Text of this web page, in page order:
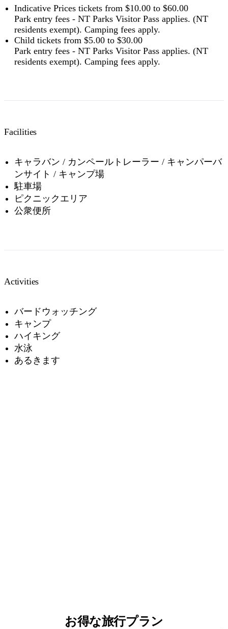
Indicative Prices tickets from $10.00 to $60.00
Park entry fees - NT Parks Visitor Pass applies. (NT
residents exempt). Camping fees apply.
Child tickets from $5.00 to $30.00
Park entry fees - NT Parks Visitor Pass applies. (NT
residents exempt). Camping fees apply.
Facilities
キャラバン / カンペールトレーラー / キャンパーバ
ンサイト / キャンプ場
駐車場
ピクニックエリア
公衆便所
Activities
バードウォッチング
キャンプ
ハイキング
水泳
あるきます
お得な旅行プラン